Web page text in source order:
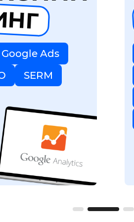
Google Ads
SERM